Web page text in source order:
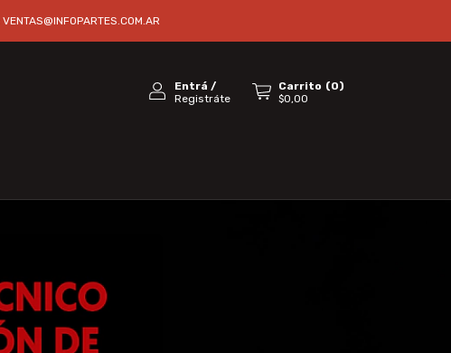
VENTAS@INFOPARTES.COM.AR
Entrá /
Registráte
Carrito (0)
$0,00